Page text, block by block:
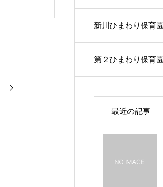
新川ひまわり保育園
第２ひまわり保育園
最近の記事